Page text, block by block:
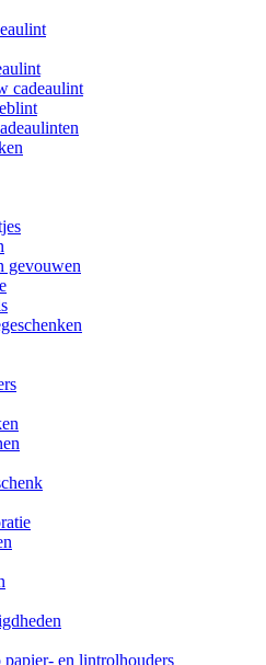
cadeaulint
gevouwen
papier- en lintrolhouders